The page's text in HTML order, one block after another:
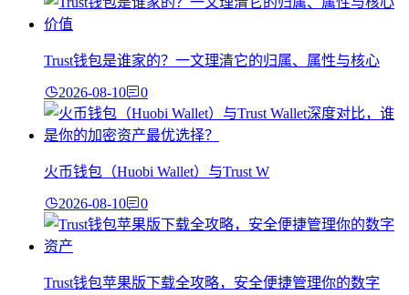
Trust钱包是谁家的？一文理清它的归属、属性与核心
2026-08-10 0
火币钱包（Huobi Wallet）与Trust W
2026-08-10 0
Trust钱包苹果版下载全攻略，安全便捷管理你的数字